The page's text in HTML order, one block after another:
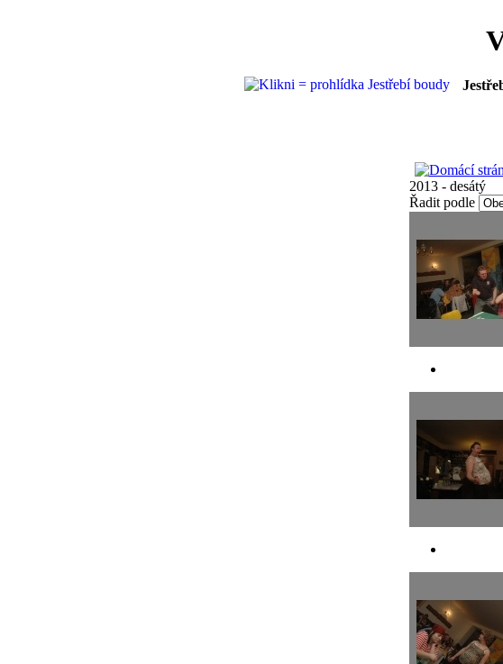
2013 - desátý
Řadit podle